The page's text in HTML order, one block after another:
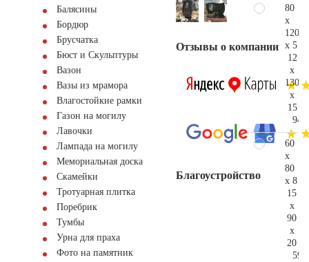
Балясины
Бордюр
Брусчатка
Бюст и Скульптуры
Вазон
Вазы из мрамора
Влагостойкие рамки
Газон на могилу
Лавочки
Лампада на могилу
Мемориальная доска
Скамейки
Тротуарная плитка
Поребрик
Тумбы
Урна для праха
Фото на памятник
Отзывы о компании
Благоустройство
80
x
120
x 5
12
x
130
x
15
60
x
80
x 8
15
x
90
x
20